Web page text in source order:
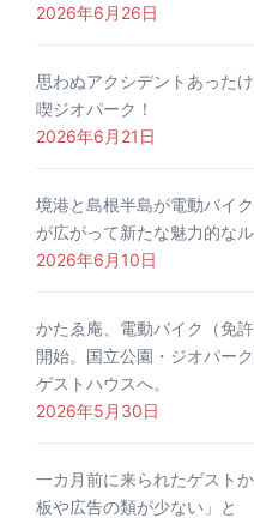
2026年6月26日
思わぬアクシデントあった
喫ジオパーク！
2026年6月21日
境港と島根半島が電動バイ
が広がって新たな魅力的な
2026年6月10日
かたゑ庵、電動バイク（免
開始。国立公園・ジオパー
ゲストハウスへ。
2026年5月30日
一カ月前に来られたゲスト
板や広告の類が少ない」と